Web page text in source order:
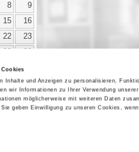
Cookies
Inhalte und Anzeigen zu personalisieren,
wir Informationen zu Ihrer Verwendung
möglicherweise mit weiteren Daten
geben Einwilligung zu unseren Cookies,
8
9
15
16
22
23